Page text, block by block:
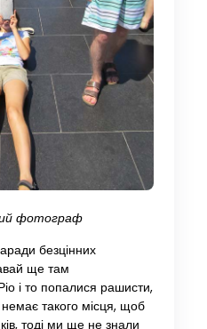
фотограф
безцінних
ще там
і то попалися рашисти,
немає такого місця, щоб
тоді ми ще не знали